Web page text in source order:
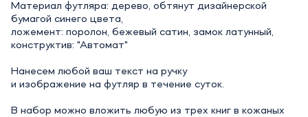
Материал футляра: дерево, обтянут дизайнерской
бумагой синего цвета,
ложемент: поролон, бежевый сатин, замок латунный,
конструктив: "Автомат"
Нанесем любой ваш текст на ручку
и изображение на футляр в течение суток.
В набор можно вложить любую из трех книг в кожаных